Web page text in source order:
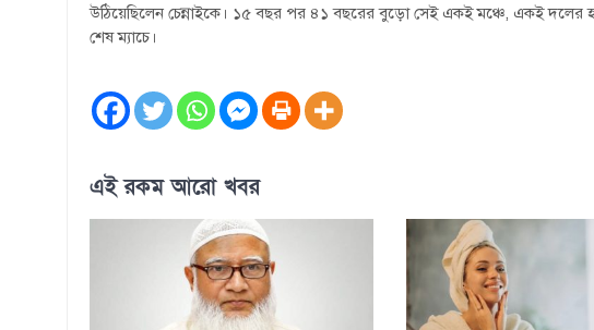
উঠিয়েছিলেন চেন্নাইকে। ১৫ বছর পর ৪১ বছরের বুড়ো সেই একই মঞ্চে, একই দলের
শেষ ম্যাচে।
এই রকম আরো খবর